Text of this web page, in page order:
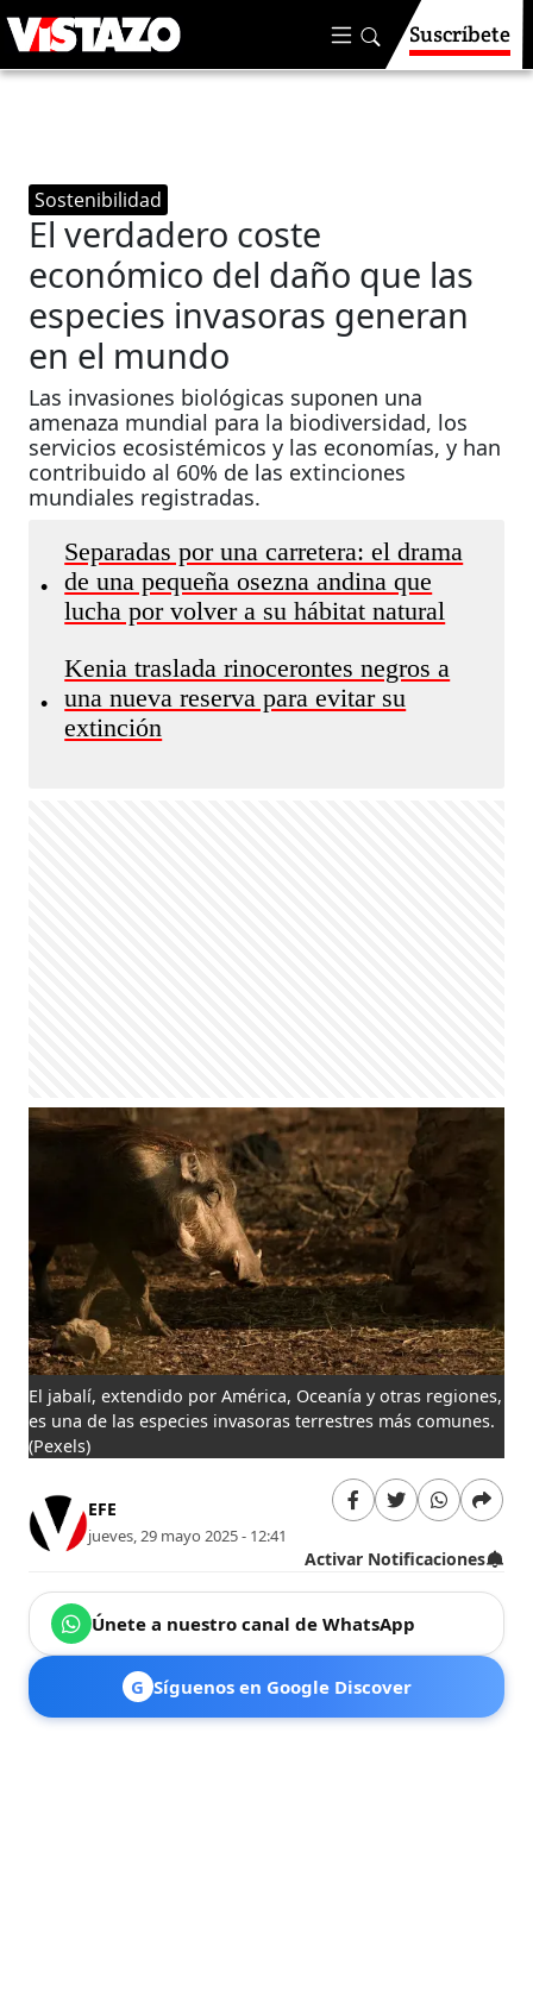
Suscríbete
Sostenibilidad
El verdadero coste
económico del daño que las
especies invasoras generan
en el mundo
Las invasiones biológicas suponen una
amenaza mundial para la biodiversidad, los
servicios ecosistémicos y las economías, y han
contribuido al 60% de las extinciones
mundiales registradas.
•
Separadas por una carretera: el drama
de una pequeña osezna andina que
lucha por volver a su hábitat natural
•
Kenia traslada rinocerontes negros a
una nueva reserva para evitar su
extinción
El jabalí, extendido por América, Oceanía y otras regiones,
es una de las especies invasoras terrestres más comunes.
(Pexels)
EFE
jueves, 29 mayo 2025 - 12:41
Activar Notificaciones
Únete a nuestro canal de WhatsApp
G Síguenos en Google Discover